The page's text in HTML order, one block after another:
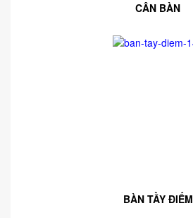
CÂN BÀN
BÀN TẦY ĐIẾM